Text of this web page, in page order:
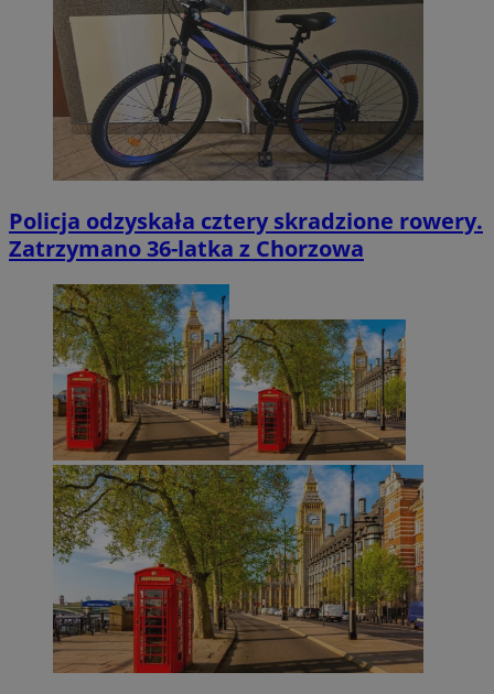
Policja odzyskała cztery skradzione rowery.
Zatrzymano 36-latka z Chorzowa